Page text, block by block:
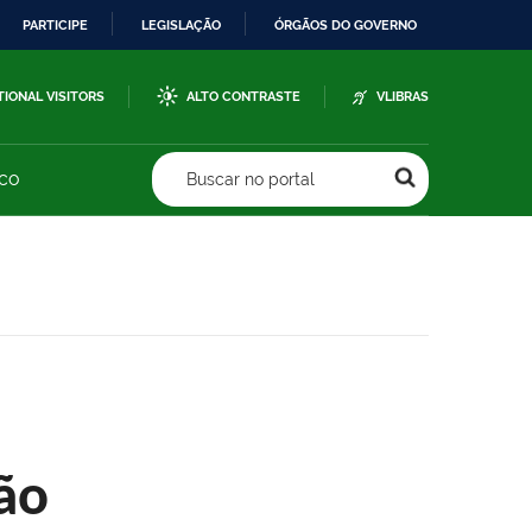
PARTICIPE LEGISLAÇÃO ÓRGÃOS DO GOVERNO
VISITORS ALTO CONTRASTE VLIBRAS
Buscar no portal